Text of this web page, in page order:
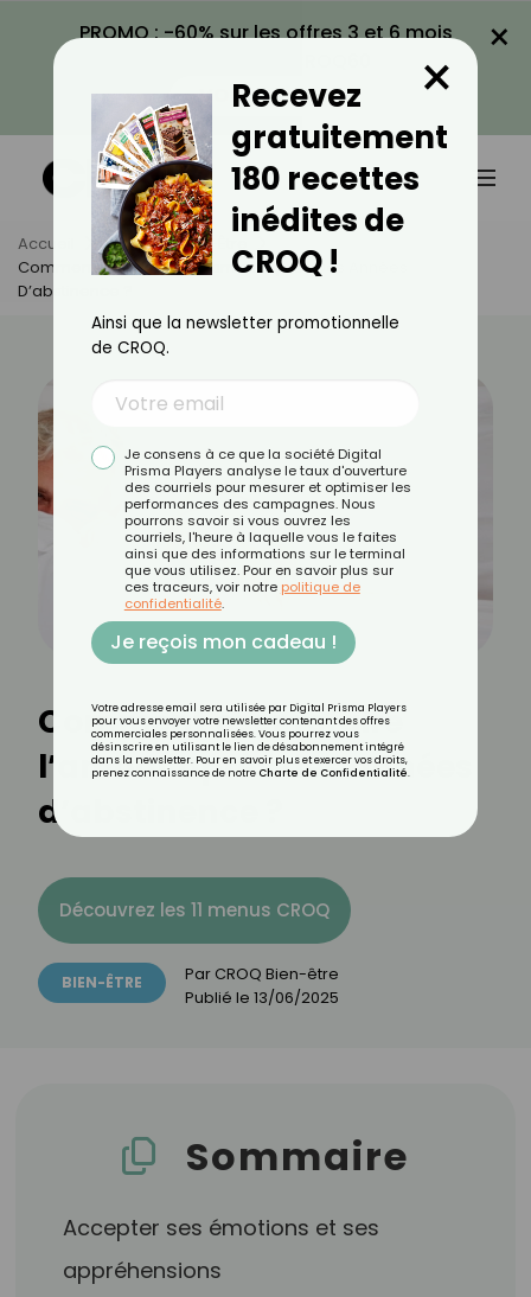
PROMO : -60% sur les offres 3 et 6 mois
VOIR LA PROMO
×
Accueil Actus
Bien-Être
Comment Oser Refaire L’amour Après Des Années
D’abstinence ?
Comment oser refaire
l’amour après des années
d’abstinence ?
Découvrez les 11 menus CROQ
BIEN-ÊTRE Par CROQ Bien-être
Publié le 13/06/2025
Sommaire
Accepter ses émotions et ses
appréhensions
Recevez
gratuitement
180 recettes
inédites de
CROQ !
×
Ainsi que la newsletter promotionnelle
de CROQ.
Je consens à ce que la société Digital
Prisma Players analyse le taux d'ouverture
des courriels pour mesurer et optimiser les
performances des campagnes. Nous
pourrons savoir si vous ouvrez les
courriels, l'heure à laquelle vous le faites
ainsi que des informations sur le terminal
que vous utilisez. Pour en savoir plus sur
ces traceurs, voir notre politique de
confidentialité.
Je reçois mon cadeau !
Votre adresse email sera utilisée par Digital Prisma Players
pour vous envoyer votre newsletter contenant des offres
commerciales personnalisées. Vous pourrez vous
désinscrire en utilisant le lien de désabonnement intégré
dans la newsletter. Pour en savoir plus et exercer vos droits,
prenez connaissance de notre Charte de Confidentialité.